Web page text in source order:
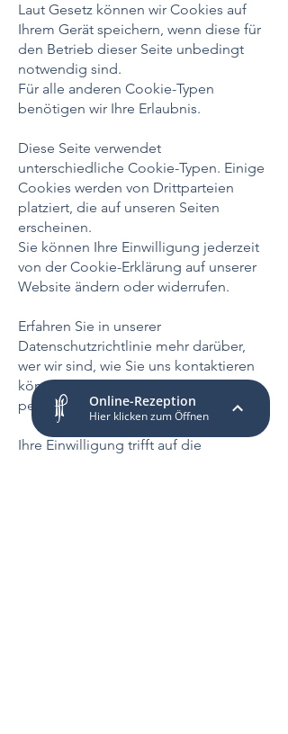
Laut Gesetz können wir Cookies auf
Ihrem Gerät speichern, wenn diese für
den Betrieb dieser Seite unbedingt
notwendig sind.
Für alle anderen Cookie-Typen
benötigen wir Ihre Erlaubnis.
Diese Seite verwendet
unterschiedliche Cookie-Typen. Einige
Cookies werden von Drittparteien
platziert, die auf unseren Seiten
erscheinen.
Sie können Ihre Einwilligung jederzeit
von der Cookie-Erklärung auf unserer
Website ändern oder widerrufen.
Erfahren Sie in unserer
Datenschutzrichtlinie mehr darüber,
wer wir sind, wie Sie uns kontaktieren
können und wie wir
personenbezogene Daten verarbeiten.
Ihre Einwilligung trifft auf die